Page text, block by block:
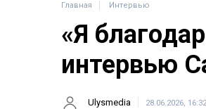
Главная Интервью
«Я
интервью
Ulysmedia 28.06.2026, 16:32